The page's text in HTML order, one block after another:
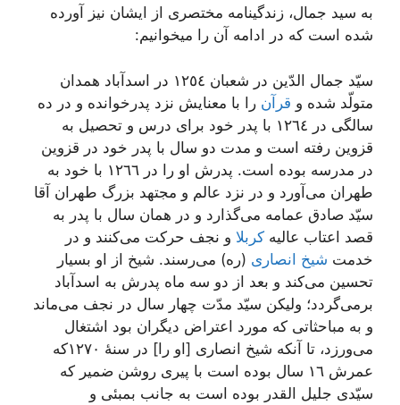
به سید جمال، زندگینامه مختصری از ایشان نیز آورده
شده است که در ادامه آن را میخوانیم:
سیّد جمال الدّین در شعبان ١٢٥٤ در اسدآباد همدان
متولّد شده و قرآن را با معنایش نزد پدرخوانده و در ده
سالگی در ١٢٦٤ با پدر خود برای درس و تحصیل به
قزوین رفته است و مدت دو سال با پدر خود در قزوین
در مدرسه بوده است. پدرش او را در ١٢٦٦ با خود به
طهران می‌آورد و در نزد عالم و مجتهد بزرگ طهران آقا
سیّد صادق عمامه می‌گذارد و در همان سال با پدر به
قصد اعتاب عالیه کربلا و نجف حرکت می‌کنند و در
خدمت شیخ انصاری (ره) می‌رسند. شیخ از او بسیار
تحسین می‌کند و بعد از دو سه ماه پدرش به اسدآباد
برمی‌گردد؛ ولیکن سیّد مدّت چهار سال در نجف می‌ماند
و به مباحثاتی که مورد اعتراض دیگران بود اشتغال
می‌ورزد، تا آنکه شیخ انصاری [او را] در سنۀ ١٢٧٠که
عمرش ١٦ سال بوده است با پیری روشن ضمیر که
سیّدی جلیل القدر بوده است به جانب بمبئی و